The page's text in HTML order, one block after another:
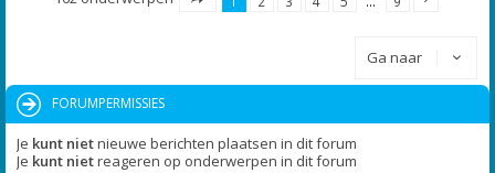
Ga naar
FORUMPERMISSIES
Je kunt nietnieuwe berichten plaatsen in dit forum
Je kunt nietreageren op onderwerpen in dit forum